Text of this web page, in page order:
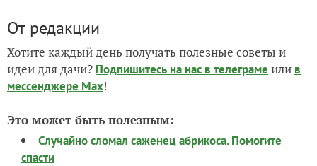
От редакции
Хотите каждый день получать полезные советы и
идеи для дачи? Подпишитесь на нас в телеграме или в
мессенджере Max!
Это может быть полезным:
Случайно сломал саженец абрикоса. Помогите
спасти